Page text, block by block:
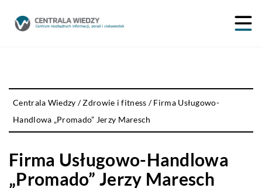
Centrala Wiedzy /Zdrowie i fitness /Firma Usługowo-
Handlowa „Promado” Jerzy Maresch
Firma Usługowo-Handlowa
„Promado” Jerzy Maresch